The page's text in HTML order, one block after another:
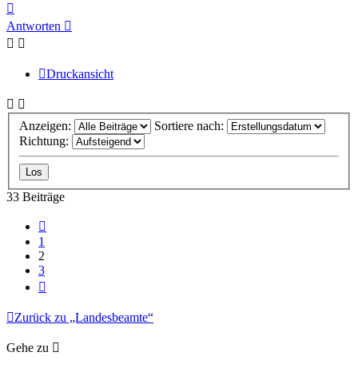
oben
Antworten
Druckansicht
Anzeigen:
Sortiere nach:
Richtung:
33 Beiträge
1
2
3
Zurück zu „Landesbeamte“
Gehe zu